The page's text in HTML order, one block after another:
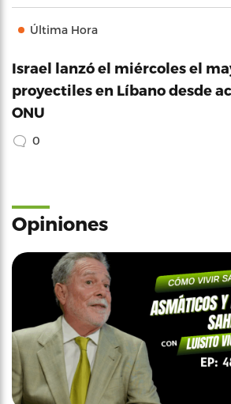
Última Hora
Israel lanzó el miércoles el
proyectiles en Líbano desde
ONU
0
Opiniones